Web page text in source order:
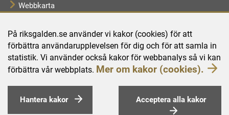
På riksgalden.se använder vi kakor (cookies) för att
förbättra användarupplevelsen för dig och för att samla in
statistik. Vi använder också kakor för webbanalys så vi kan
förbättra vår webbplats. Mer om kakor (cookies).
Hantera kakor Acceptera alla kakor
Webbkarta
Tillgänglighetsredogörelse
Behandling av personuppgifter